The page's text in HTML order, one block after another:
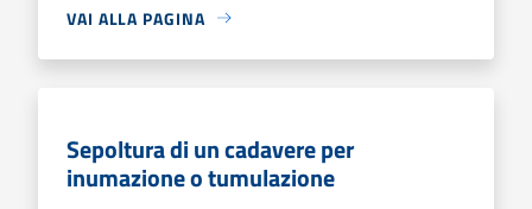
VAI ALLA PAGINA
Sepoltura di un cadavere per
inumazione o tumulazione